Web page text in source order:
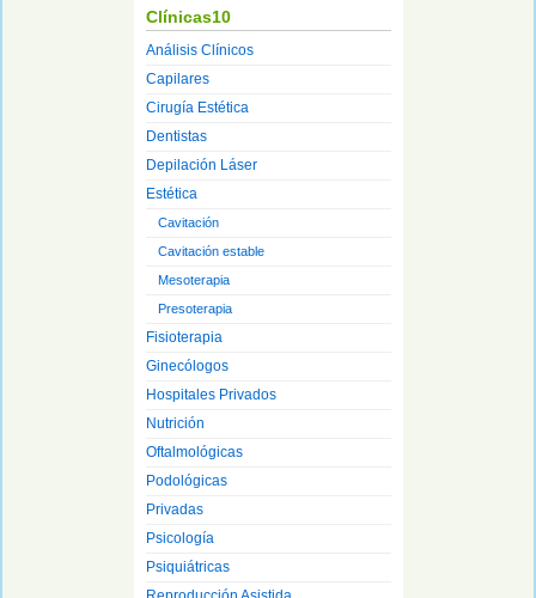
Clínicas10
Análisis Clínicos
Capilares
Cirugía Estética
Dentistas
Depilación Láser
Estética
Cavitación
Cavitación estable
Mesoterapia
Presoterapia
Fisioterapia
Ginecólogos
Hospitales Privados
Nutrición
Oftalmológicas
Podológicas
Privadas
Psicología
Psiquiátricas